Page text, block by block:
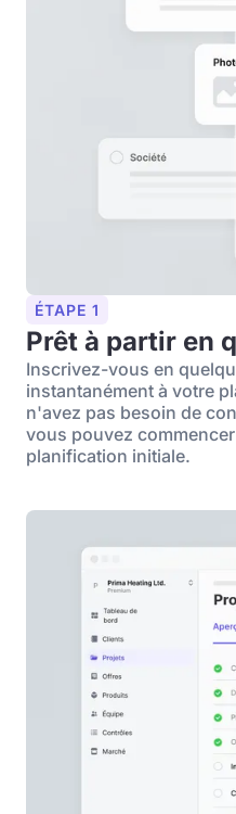
ÉTAPE 1
Prêt à partir en
Inscrivez-vous en
instantanément à votre
n'avez pas besoin de
vous pouvez
planification initiale.